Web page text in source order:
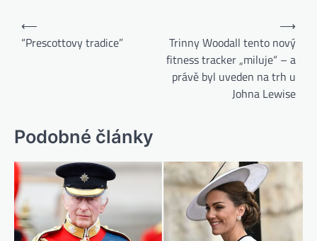
⟵
“Prescottovy tradice”
Trinny Woodall tento nový
fitness tracker „miluje“ – a
právě byl uveden na trh u
Johna Lewise
⟶
Podobné články